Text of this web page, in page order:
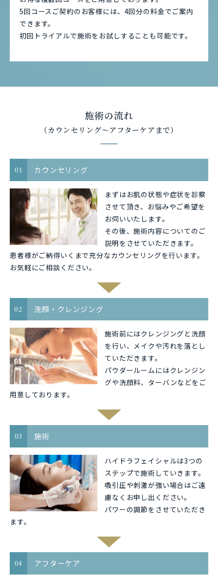
5回コースご契約のお客様には、4回分の料金でご案内
できます。
初回トライアルで施術をお試しすることも可能です。
施術の流れ
（カウンセリング〜アフターケアまで）
01 カウンセリング
まずはお肌の状態や症状を診察
させて頂き、お悩みやご希望を
お伺いいたします。
その後、施術内容についてのご
説明をさせていただきます。
患者様がご納得いくまで充分なカウンセリングを行います。
お気軽にご相談ください。
02 洗顔・クレンジング
施術前にはクレンジングと洗顔
を行い、メイクや汚れを落とし
ていただきます。
パウダールームにはクレンジン
グや洗顔料、ターバンなどをご
用意しております。
03 施術
ハイドラフェイシャルは3つの
ステップで施術していきます。
吸引圧や刺激が強い場合はご遠
慮なくお申し出ください。
パワーの調節をさせていただき
ます。
04 アフターケア